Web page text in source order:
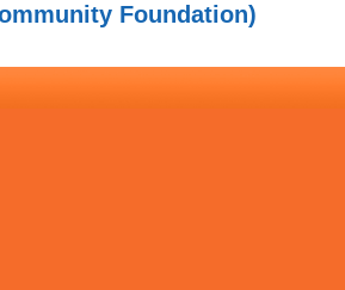
Foundation)